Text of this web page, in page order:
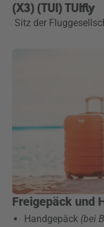
(X3) (TUI) TUIfly
Sitz der
Freigepäck und
Handgepäck (bei